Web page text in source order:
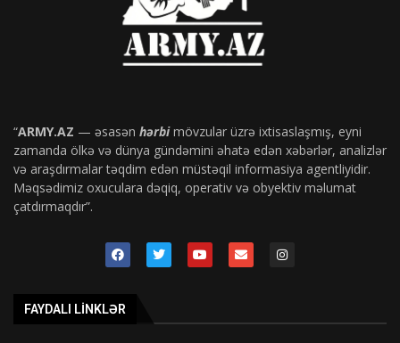
“ARMY.AZ — əsasən hərbimövzular üzrə ixtisaslaşmış, eyni
zamanda ölkə və dünya gündəmini əhatə edən xəbərlər, analizlər
və araşdırmalar təqdim edən müstəqil informasiya agentliyidir.
Məqsədimiz oxuculara dəqiq, operativ və obyektiv məlumat
çatdırmaqdır”.
FAYDALI LINKLƏR